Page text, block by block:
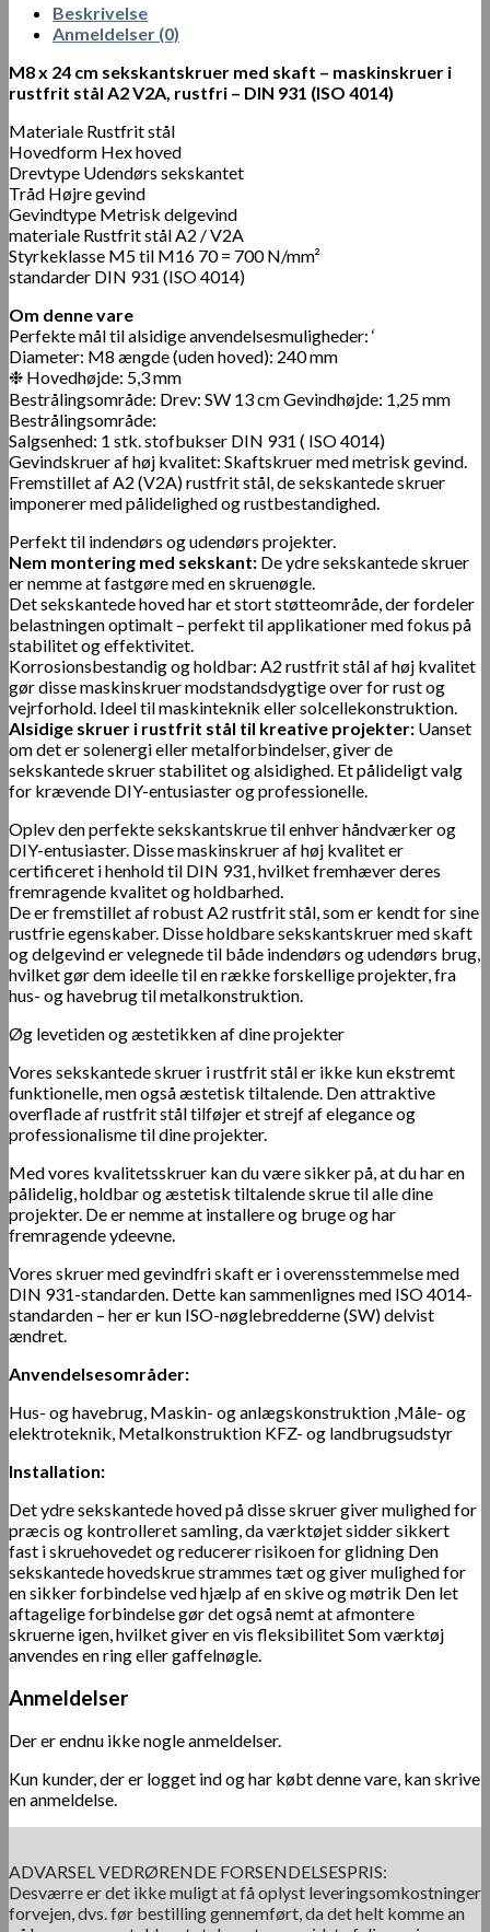
Beskrivelse
Anmeldelser (0)
M8 x 24 cm sekskantskruer med skaft – maskinskruer i
rustfrit stål A2 V2A, rustfri – DIN 931 (ISO 4014)
Materiale Rustfrit stål
Hovedform Hex hoved
Drevtype Udendørs sekskantet
Tråd Højre gevind
Gevindtype Metrisk delgevind
materiale Rustfrit stål A2 / V2A
Styrkeklasse M5 til M16 70 = 700 N/mm²
standarder DIN 931 (ISO 4014)
Om denne vare
Perfekte mål til alsidige anvendelsesmuligheder: ‘
Diameter: M8 ængde (uden hoved): 240 mm
❉ Hovedhøjde: 5,3 mm
Bestrålingsområde: Drev: SW 13 cm Gevindhøjde: 1,25 mm
Bestrålingsområde:
Salgsenhed: 1 stk. stofbukser DIN 931 ( ISO 4014)
Gevindskruer af høj kvalitet: Skaftskruer med metrisk gevind.
Fremstillet af A2 (V2A) rustfrit stål, de sekskantede skruer
imponerer med pålidelighed og rustbestandighed.
Perfekt til indendørs og udendørs projekter.
Nem montering med sekskant: De ydre sekskantede skruer
er nemme at fastgøre med en skruenøgle.
Det sekskantede hoved har et stort støtteområde, der fordeler
belastningen optimalt – perfekt til applikationer med fokus på
stabilitet og effektivitet.
Korrosionsbestandig og holdbar: A2 rustfrit stål af høj kvalitet
gør disse maskinskruer modstandsdygtige over for rust og
vejrforhold. Ideel til maskinteknik eller solcellekonstruktion.
Alsidige skruer i rustfrit stål til kreative projekter: Uanset
om det er solenergi eller metalforbindelser, giver de
sekskantede skruer stabilitet og alsidighed. Et pålideligt valg
for krævende DIY-entusiaster og professionelle.
Oplev den perfekte sekskantskrue til enhver håndværker og
DIY-entusiaster. Disse maskinskruer af høj kvalitet er
certificeret i henhold til DIN 931, hvilket fremhæver deres
fremragende kvalitet og holdbarhed.
De er fremstillet af robust A2 rustfrit stål, som er kendt for sine
rustfrie egenskaber. Disse holdbare sekskantskruer med skaft
og delgevind er velegnede til både indendørs og udendørs brug,
hvilket gør dem ideelle til en række forskellige projekter, fra
hus- og havebrug til metalkonstruktion.
Øg levetiden og æstetikken af dine projekter
Vores sekskantede skruer i rustfrit stål er ikke kun ekstremt
funktionelle, men også æstetisk tiltalende. Den attraktive
overflade af rustfrit stål tilføjer et strejf af elegance og
professionalisme til dine projekter.
Med vores kvalitetsskruer kan du være sikker på, at du har en
pålidelig, holdbar og æstetisk tiltalende skrue til alle dine
projekter. De er nemme at installere og bruge og har
fremragende ydeevne.
Vores skruer med gevindfri skaft er i overensstemmelse med
DIN 931-standarden. Dette kan sammenlignes med ISO 4014-
standarden – her er kun ISO-nøglebredderne (SW) delvist
ændret.
Anvendelsesområder:
Hus- og havebrug, Maskin- og anlægskonstruktion ,Måle- og
elektroteknik, Metalkonstruktion KFZ- og landbrugsudstyr
Installation:
Det ydre sekskantede hoved på disse skruer giver mulighed for
præcis og kontrolleret samling, da værktøjet sidder sikkert
fast i skruehovedet og reducerer risikoen for glidning Den
sekskantede hovedskrue strammes tæt og giver mulighed for
en sikker forbindelse ved hjælp af en skive og møtrik Den let
aftagelige forbindelse gør det også nemt at afmontere
skruerne igen, hvilket giver en vis fleksibilitet Som værktøj
anvendes en ring eller gaffelnøgle.
Anmeldelser
Der er endnu ikke nogle anmeldelser.
Kun kunder, der er logget ind og har købt denne vare, kan skrive
en anmeldelse.
ADVARSEL VEDRØRENDE FORSENDELSESPRIS:
Desværre er det ikke muligt at få oplyst leveringsomkostninger
forvejen, dvs. før bestilling gennemført, da det helt komme an